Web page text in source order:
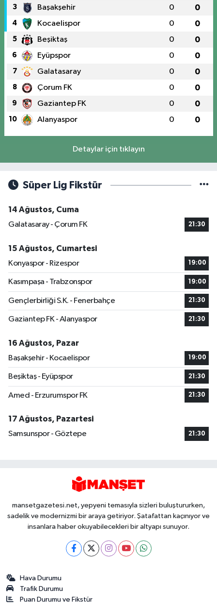
3 Başakşehir 0 0
4 Kocaelispor 0 0
5 Beşiktaş 0 0
6 Eyüpspor 0 0
7 Galatasaray 0 0
8 Çorum FK 0 0
9 Gaziantep FK 0 0
10 Alanyaspor 0 0
Detaylar için tıklayın
Süper Lig Fikstür
14 Ağustos, Cuma
Galatasaray - Çorum FK
21:30
15 Ağustos, Cumartesi
Konyaspor - Rizespor
19:00
Kasımpaşa - Trabzonspor 19:00
Gençlerbirliği S.K. - Fenerbahçe 21:30
Gaziantep FK - Alanyaspor 21:30
16 Ağustos, Pazar
Başakşehir - Kocaelispor
19:00
Beşiktaş - Eyüpspor 21:30
Amed - Erzurumspor FK 21:30
17 Ağustos, Pazartesi
Samsunspor - Göztepe
21:30
mansetgazetesi.net, yepyeni temasıyla sizleri buluştururken,
sadelik ve modernizmi bir araya getiriyor. Şatafattan kaçınıyor ve
insanlara haber okuyabilecekleri bir altyapı sunuyor.
Hava Durumu
Trafik Durumu
Puan Durumu ve Fikstür